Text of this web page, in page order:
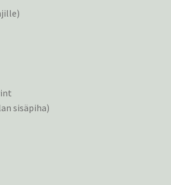
sisäpiha)